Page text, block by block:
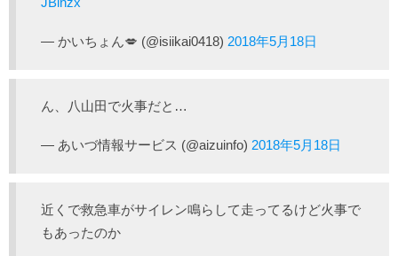
— かいちょん💋 (@isiikai0418) 2018年5月18日
ん、八山田で火事だと…
— あいづ情報サービス (@aizuinfo) 2018年5月18日
近くで救急車がサイレン鳴らして走ってるけど火事で
もあったのか